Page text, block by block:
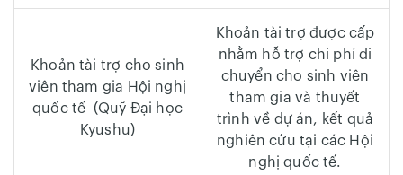
Khoản tài trợ cho sinh
viên tham gia Hội nghị
quốc tế (Quỹ Đại học
Kyushu)
Khoản tài trợ được cấp
nhằm hỗ trợ chi phí di
chuyển cho sinh viên
tham gia và thuyết
trình về dự án, kết quả
nghiên cứu tại các Hội
nghị quốc tế.